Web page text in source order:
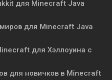
для Minecraft Java
для Minecraft Java
для Хэллоуина с
для новичков в Minecraft